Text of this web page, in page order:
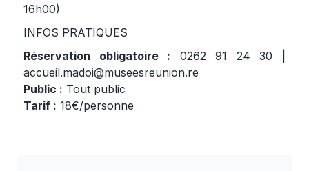
16h00)
INFOS PRATIQUES
Réservation obligatoire : 0262 91 24 30 |
accueil.madoi@museesreunion.re
Public : Tout public
Tarif : 18€/personne